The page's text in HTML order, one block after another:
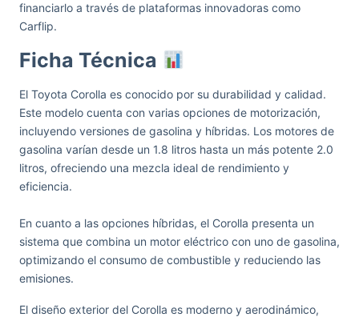
financiarlo a través de plataformas innovadoras como
Carflip.
Ficha Técnica
El Toyota Corolla es conocido por su durabilidad y calidad.
Este modelo cuenta con varias opciones de motorización,
incluyendo versiones de gasolina y híbridas. Los motores de
gasolina varían desde un 1.8 litros hasta un más potente 2.0
litros, ofreciendo una mezcla ideal de rendimiento y
eficiencia.
En cuanto a las opciones híbridas, el Corolla presenta un
sistema que combina un motor eléctrico con uno de gasolina,
optimizando el consumo de combustible y reduciendo las
emisiones.
El diseño exterior del Corolla es moderno y aerodinámico,